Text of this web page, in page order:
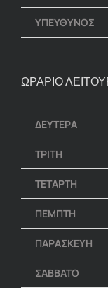
ΥΠΕΥΘΥΝΟΣ
ΩΡΑΡΙΟ
ΔΕΥΤΕΡΑ
ΤΡΙΤΗ
ΤΕΤΑΡΤΗ
ΠΕΜΠΤΗ
ΠΑΡΑΣΚΕΥΗ
ΣΑΒΒΑΤΟ